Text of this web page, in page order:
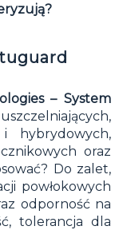
– System
hybrydowych,
oraz
Do zalet,
powłokowych
odporność na
tolerancja dla